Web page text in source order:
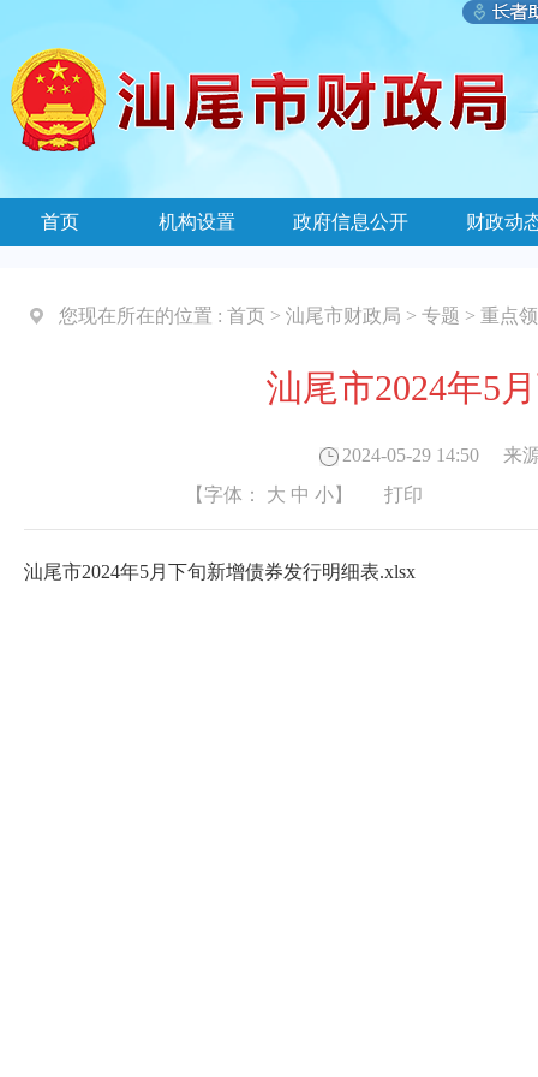
首页 机构设置 政府信息公开 财政动
您现在所在的位置 : 首页 > 汕尾市财政局 > 专题 > 重点
汕尾市2024年5
2024-05-29 14:50 来
【字体： 大 中 小】 打印
汕尾市2024年5月下旬新增债券发行明细表.xlsx